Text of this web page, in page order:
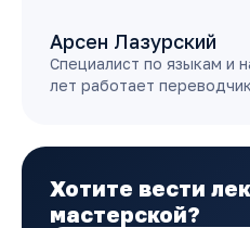
Арсен Лазурский
Специалист по языкам и
лет работает
Хотите вести
мастерской?